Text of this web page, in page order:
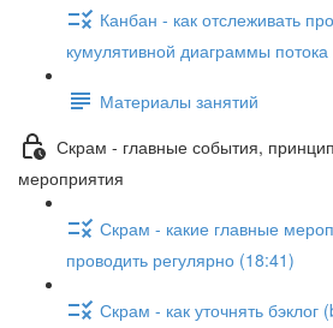
Канбан - как отслеживать
кумулятивной диаграммы
Материалы занятий
Скрам - главные события,
мероприятия
Скрам - какие главные
проводить регулярно (18:41)
Скрам - как уточнять бэклог